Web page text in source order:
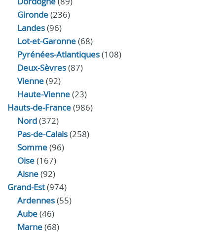
Gironde(236)
Landes(96)
Lot-et-Garonne(68)
Pyrénées-Atlantiques(108)
Deux-Sèvres(87)
Vienne(92)
Haute-Vienne(23)
Hauts-de-France(986)
Nord(372)
Pas-de-Calais(258)
Somme(96)
Oise(167)
Aisne(92)
Grand-Est(974)
Ardennes(55)
Aube(46)
Marne(68)